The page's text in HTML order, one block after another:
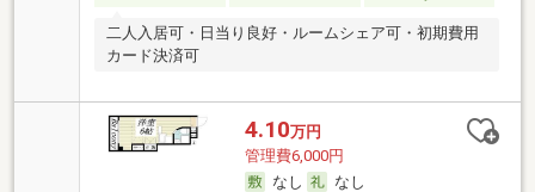
二人入居可・日当り良好・ルームシェア可・初期費用
カード決済可
4.10万円
管理費6,000円
なし
なし